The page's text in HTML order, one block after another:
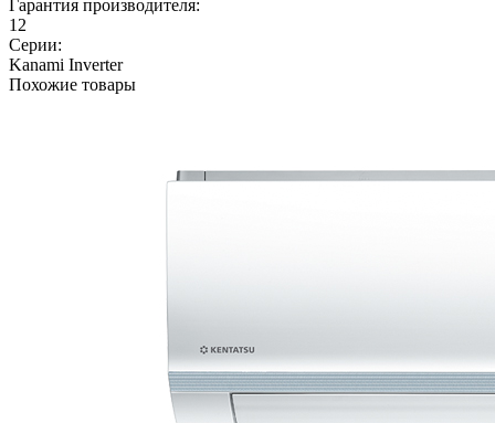
Гарантия производителя:
12
Серии:
Kanami Inverter
Похожие товары